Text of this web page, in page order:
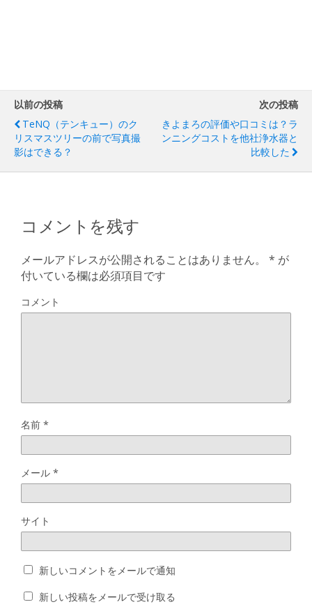
以前の投稿
TeNQ（テンキュー）のク
リスマスツリーの前で写真撮
影はできる？
次の投稿
きよまろの評価や口コミは？ラ
ンニングコストを他社浄水器と
比較した
コメントを残す
メールアドレスが公開されることはありません。 * が
付いている欄は必須項目です
コメント
名前 *
メール *
サイト
新しいコメントをメールで通知
新しい投稿をメールで受け取る